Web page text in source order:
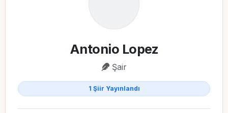
Antonio Lopez
Şair
1 Şiir Yayınlandı